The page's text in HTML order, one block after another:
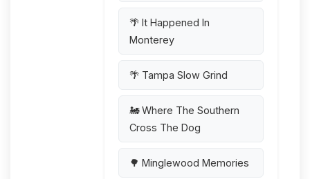
🌴 It Happened In
Monterey
🌴 Tampa Slow Grind
🚂 Where The Southern
Cross The Dog
🌳 Minglewood Memories